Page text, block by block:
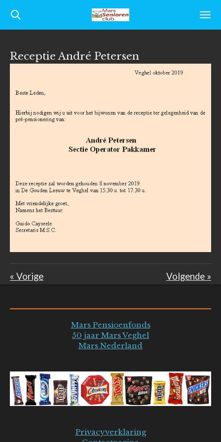
Ga
direct
de
Receptie André Petersen
« Vorige Volgende »
Mars Pensioenfonds
50 jaar Mars Veghel
Mars Nederland
Privacyverklaring